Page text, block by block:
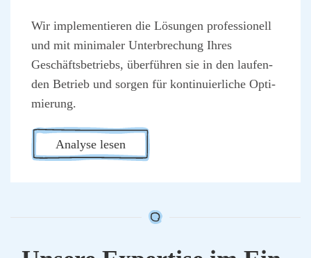
Wir imple­men­tie­ren die Lösun­gen pro­fes­sio­nell
und mit mini­ma­ler Unter­bre­chung Ihres
Geschäfts­be­triebs, über­füh­ren sie in den lau­fen­
den Betrieb und sor­gen für kon­ti­nu­ier­li­che Opti­
mie­rung.
Ana­ly­se lesen